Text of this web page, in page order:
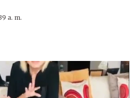
a. m.